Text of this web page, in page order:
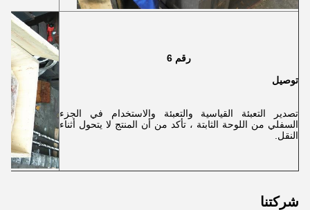
رقم 6
توصيل
تصدير التعبئة القياسية والتعبئة والاستخدام في الجزء
السفلي من اللوحة الثابتة ، تأكد من أن المنتج لا يتحول أثناء
النقل.
شركتنا